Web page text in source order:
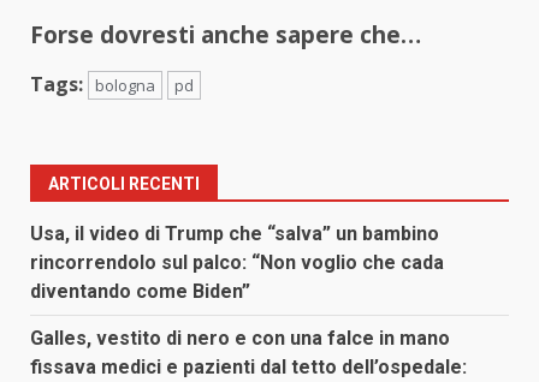
Forse dovresti anche sapere che…
Tags: bologna pd
ARTICOLI RECENTI
Usa, il video di Trump che “salva” un bambino
rincorrendolo sul palco: “Non voglio che cada
diventando come Biden”
Galles, vestito di nero e con una falce in mano
fissava medici e pazienti dal tetto dell’ospedale: